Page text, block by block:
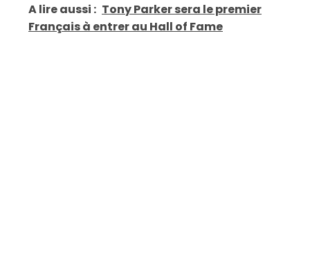
A lire aussi : Tony Parker sera le premier
Français à entrer au Hall of Fame